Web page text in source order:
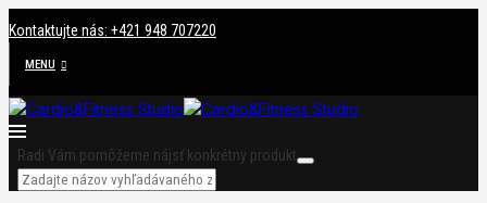
Kontaktujte nás: +421 948 707220
MENU
Radi Vám pomôžeme nájsť konkrétny produkt